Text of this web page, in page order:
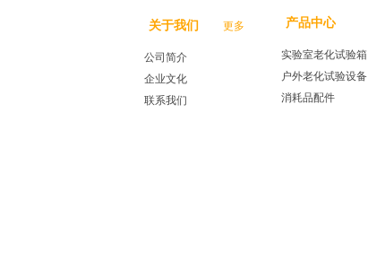
关于我们 更多
公司简介
企业文化
联系我们
产品中心
实验室老化试验箱
户外老化试验设备
消耗品配件